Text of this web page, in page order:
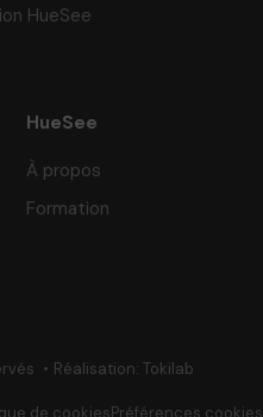
HueSee
HueSee
À propos
Formation
Réalisation: Tokilab
de cookiesPréférences cookies